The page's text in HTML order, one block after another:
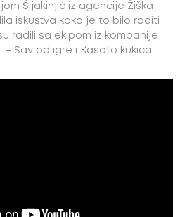
Šijakinjić iz agencije Žiška
iskustva kako je to bilo raditi
radili sa ekipom iz kompanije
Sav od igre i Kasato kukica.